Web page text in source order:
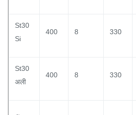
St30
Si
400 8 330
St30
अली
400 8 330